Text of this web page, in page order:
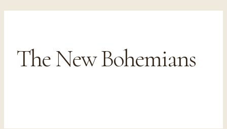
The New Bohemians